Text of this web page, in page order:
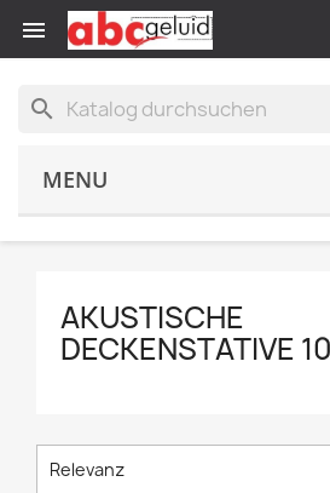

search
MENU
AKUSTISCHE
DECKENSTATIVE
Relevanz